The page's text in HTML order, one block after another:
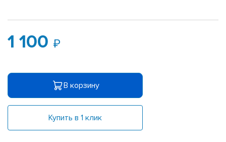
1 100
В корзину
Купить в 1 клик